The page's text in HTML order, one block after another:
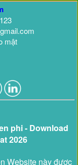
mật
phi - Download
2026
Website này được